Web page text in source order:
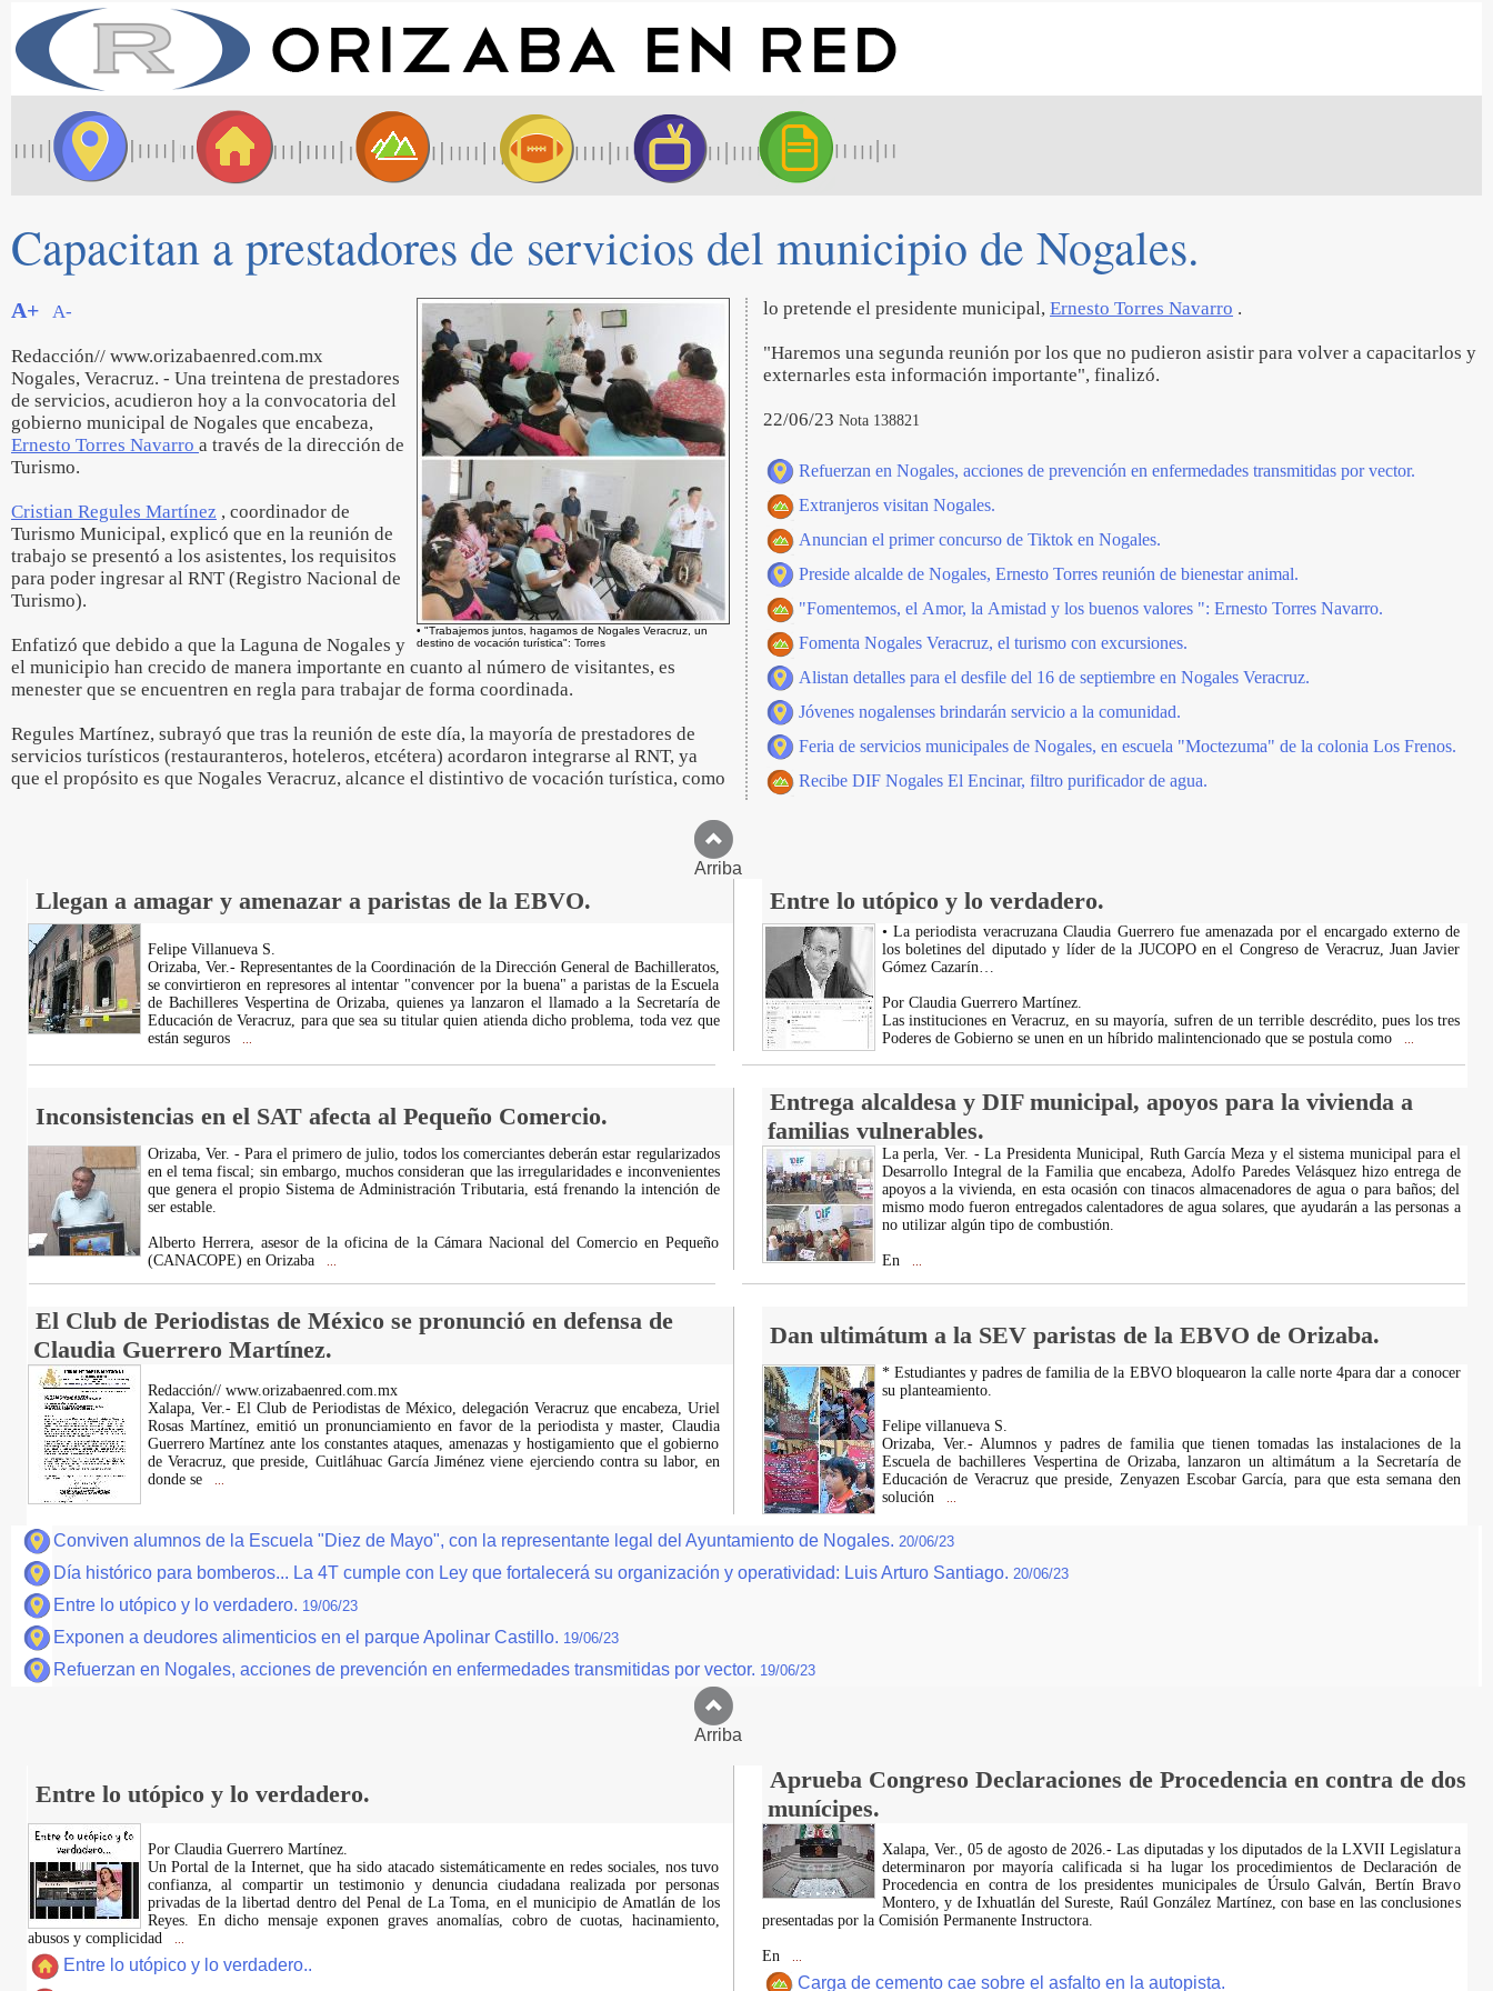
Capacitan a prestadores de servicios del municipio de Nogales.
• "Trabajemos juntos, hagamos de Nogales Veracruz, un
destino de vocación turística": Torres
A+ A-
Redacción// www.orizabaenred.com.mx
Nogales, Veracruz. - Una treintena de prestadores
de servicios, acudieron hoy a la convocatoria del
gobierno municipal de Nogales que encabeza,
Ernesto Torres Navarro a través de la dirección de
Turismo.
Cristian Regules Martínez , coordinador de
Turismo Municipal, explicó que en la reunión de
trabajo se presentó a los asistentes, los requisitos
para poder ingresar al RNT (Registro Nacional de
Turismo).
Enfatizó que debido a que la Laguna de Nogales y
el municipio han crecido de manera importante en cuanto al número de visitantes, es
menester que se encuentren en regla para trabajar de forma coordinada.
Regules Martínez, subrayó que tras la reunión de este día, la mayoría de prestadores de
servicios turísticos (restauranteros, hoteleros, etcétera) acordaron integrarse al RNT, ya
que el propósito es que Nogales Veracruz, alcance el distintivo de vocación turística, como
lo pretende el presidente municipal, Ernesto Torres Navarro .
"Haremos una segunda reunión por los que no pudieron asistir para volver a capacitarlos y
externarles esta información importante", finalizó.
22/06/23 Nota 138821
Refuerzan en Nogales, acciones de prevención en enfermedades transmitidas por vector.
Extranjeros visitan Nogales.
Anuncian el primer concurso de Tiktok en Nogales.
Preside alcalde de Nogales, Ernesto Torres reunión de bienestar animal.
"Fomentemos, el Amor, la Amistad y los buenos valores ": Ernesto Torres Navarro.
Fomenta Nogales Veracruz, el turismo con excursiones.
Alistan detalles para el desfile del 16 de septiembre en Nogales Veracruz.
Jóvenes nogalenses brindarán servicio a la comunidad.
Feria de servicios municipales de Nogales, en escuela "Moctezuma" de la colonia Los Frenos.
Recibe DIF Nogales El Encinar, filtro purificador de agua.
Arriba
Llegan a amagar y amenazar a paristas de la EBVO. Entre lo utópico y lo verdadero.
Felipe Villanueva S.
Orizaba, Ver.- Representantes de la Coordinación de la Dirección General de Bachilleratos,
se convirtieron en represores al intentar "convencer por la buena" a paristas de la Escuela
de Bachilleres Vespertina de Orizaba, quienes ya lanzaron el llamado a la Secretaría de
Educación de Veracruz, para que sea su titular quien atienda dicho problema, toda vez que
están seguros
• La periodista veracruzana Claudia Guerrero fue amenazada por el encargado externo de
los boletines del diputado y líder de la JUCOPO en el Congreso de Veracruz, Juan Javier
Gómez Cazarín…
Por Claudia Guerrero Martínez.
Las instituciones en Veracruz, en su mayoría, sufren de un terrible descrédito, pues los tres
Poderes de Gobierno se unen en un híbrido malintencionado que se postula como
Inconsistencias en el SAT afecta al Pequeño Comercio.
Entrega alcaldesa y DIF municipal, apoyos para la vivienda a
familias vulnerables.
Orizaba, Ver. - Para el primero de julio, todos los comerciantes deberán estar regularizados
en el tema fiscal; sin embargo, muchos consideran que las irregularidades e inconvenientes
que genera el propio Sistema de Administración Tributaria, está frenando la intención de
ser estable.
Alberto Herrera, asesor de la oficina de la Cámara Nacional del Comercio en Pequeño
(CANACOPE) en Orizaba
La perla, Ver. - La Presidenta Municipal, Ruth García Meza y el sistema municipal para el
Desarrollo Integral de la Familia que encabeza, Adolfo Paredes Velásquez hizo entrega de
apoyos a la vivienda, en esta ocasión con tinacos almacenadores de agua o para baños; del
mismo modo fueron entregados calentadores de agua solares, que ayudarán a las personas a
no utilizar algún tipo de combustión.
En
El Club de Periodistas de México se pronunció en defensa de
Claudia Guerrero Martínez.
Dan ultimátum a la SEV paristas de la EBVO de Orizaba.
Redacción// www.orizabaenred.com.mx
Xalapa, Ver.- El Club de Periodistas de México, delegación Veracruz que encabeza, Uriel
Rosas Martínez, emitió un pronunciamiento en favor de la periodista y master, Claudia
Guerrero Martínez ante los constantes ataques, amenazas y hostigamiento que el gobierno
de Veracruz, que preside, Cuitláhuac García Jiménez viene ejerciendo contra su labor, en
donde se
* Estudiantes y padres de familia de la EBVO bloquearon la calle norte 4para dar a conocer
su planteamiento.
Felipe villanueva S.
Orizaba, Ver.- Alumnos y padres de familia que tienen tomadas las instalaciones de la
Escuela de bachilleres Vespertina de Orizaba, lanzaron un altimátum a la Secretaría de
Educación de Veracruz que preside, Zenyazen Escobar García, para que esta semana den
solución
Conviven alumnos de la Escuela "Diez de Mayo", con la representante legal del Ayuntamiento de Nogales. 20/06/23
Día histórico para bomberos... La 4T cumple con Ley que fortalecerá su organización y operatividad: Luis Arturo Santiago. 20/06/23
Entre lo utópico y lo verdadero. 19/06/23
Exponen a deudores alimenticios en el parque Apolinar Castillo. 19/06/23
Refuerzan en Nogales, acciones de prevención en enfermedades transmitidas por vector. 19/06/23
Arriba
Entre lo utópico y lo verdadero.
Aprueba Congreso Declaraciones de Procedencia en contra de dos
munícipes.
Por Claudia Guerrero Martínez.
​Un Portal de la Internet, que ha sido atacado sistemáticamente en redes sociales, nos tuvo
confianza, al compartir un testimonio y denuncia ciudadana realizada por personas
privadas de la libertad dentro del Penal de La Toma, en el municipio de Amatlán de los
Reyes. En dicho mensaje exponen graves anomalías, cobro de cuotas, hacinamiento,
abusos y complicidad
Entre lo utópico y lo verdadero..
Xalapa, Ver., 05 de agosto de 2026.- Las diputadas y los diputados de la LXVII Legislatura
determinaron por mayoría calificada si ha lugar los procedimientos de Declaración de
Procedencia en contra de los presidentes municipales de Úrsulo Galván, Bertín Bravo
Montero, y de Ixhuatlán del Sureste, Raúl González Martínez, con base en las conclusiones
presentadas por la Comisión Permanente Instructora.
En
Carga de cemento cae sobre el asfalto en la autopista.